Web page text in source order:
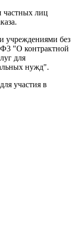
частных лиц
учреждениями без
"О контрактной
для
нужд".
участия в